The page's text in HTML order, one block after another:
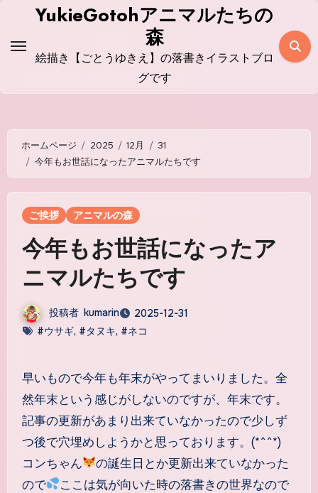
ス
YukieGotohアニマルたちの
森
絵描き【ごとうゆきえ】の落書きイラストブロ
グです
ホームページ 2025 12月
31
今年もお世話になったアニマルたちです
ご挨拶 アニマルの森
今年もお世話になったア
ニマルたちです
投稿者 kumarin
2025-12-31
#ウサギ, #タヌキ, #ネコ
早いもので今年も年末がやってまいりました。全
然年末という感じがしないのですが、年末です。
記事の更新があまり出来ていなかったので少しず
つ後で穴埋めしようかと思っております。(*^^*)
コンちゃん
の誕生日とか更新出来ていなかった
ので
ここは気が向いた時の落書きの世界なので